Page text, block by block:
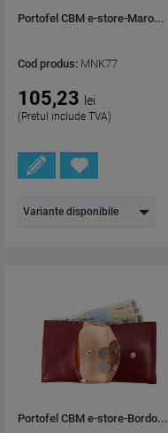
Portofel CBM e-store-Maro...
Cod produs: MNK77
105,23 lei
(Pretul include TVA)
Variante disponibile
Portofel CBM e-store-Bordo...